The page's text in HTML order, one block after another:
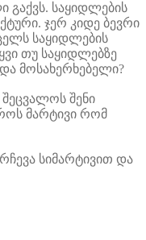
გაქვს. საყიდლების
ჯერ კიდე ბევრი
საყიდლების
თუ საყიდლებზე
მოსახერხებელი?
შენი
მარტივი რომ
სიმარტივით და